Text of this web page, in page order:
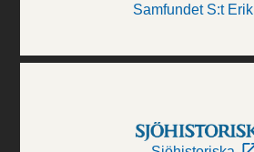
Samfundet S:t Erik